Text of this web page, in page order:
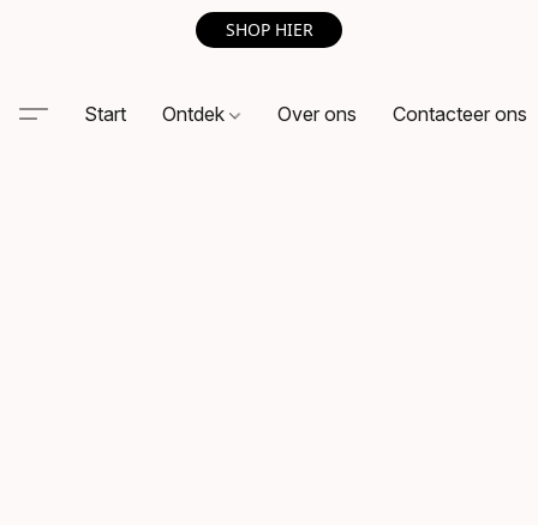
SHOP HIER
Start Ontdek Over ons Contacteer ons